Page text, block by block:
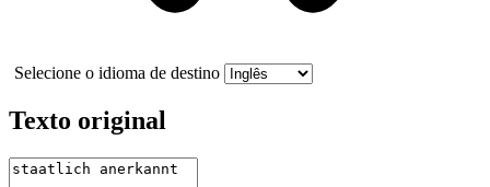
Selecione o idioma de destino
Texto original